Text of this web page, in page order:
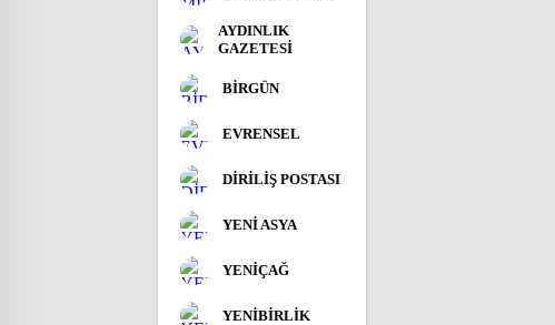
AYDINLIK
GAZETESİ
BİRGÜN
EVRENSEL
DİRİLİŞ POSTASI
YENİ ASYA
YENİÇAĞ
YENİBİRLİK